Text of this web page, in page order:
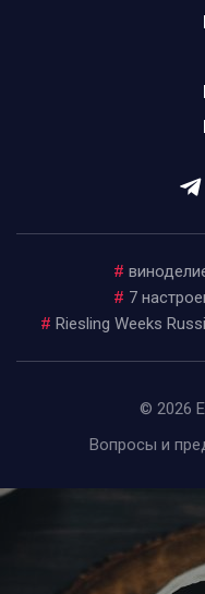
#
# 7
# Riesling Weeks
© 2026
Вопросы и